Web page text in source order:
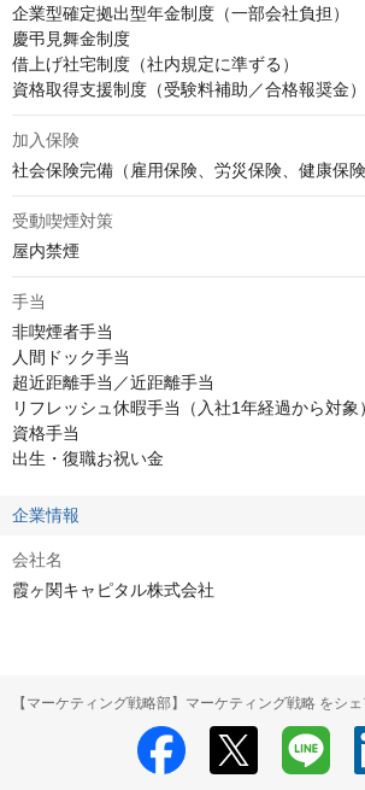
企業型確定拠出型年金制度（一部会社負担）
慶弔見舞金制度
借上げ社宅制度（社内規定に準ずる）
資格取得支援制度（受験料補助／合格報奨金
加入保険
社会保険完備（雇用保険、労災保険、健康保険
受動喫煙対策
屋内禁煙
手当
非喫煙者手当
人間ドック手当
超近距離手当／近距離手当
リフレッシュ休暇手当（入社1年経過から対象）
資格手当
出生・復職お祝い金
企業情報
会社名
霞ヶ関キャピタル株式会社
【マーケティング戦略部】マーケティング戦略 をシ